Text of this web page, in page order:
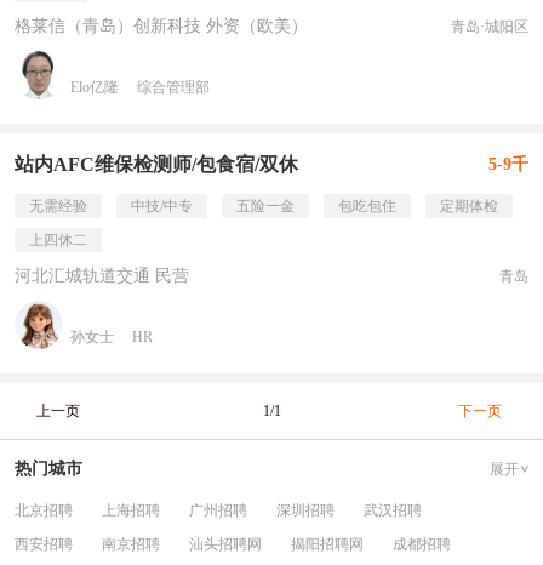
格莱信（青岛）创新科技 外资（欧美） 青岛·城阳区
Elo亿隆 综合管理部
站内AFC维保检测师/包食宿/双休 5-9千
无需经验 中技/中专 五险一金 包吃包住
定期体检
上四休二
河北汇城轨道交通 民营 青岛
孙女士 HR
上一页 1/1 下一页
热门城市 展开
北京招聘 上海招聘 广州招聘 深圳招聘
武汉招聘
西安招聘
南京招聘 汕头招聘网 揭阳招聘网 成都招聘